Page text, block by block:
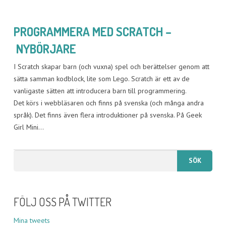
PROGRAMMERA MED SCRATCH –
NYBÖRJARE
I Scratch skapar barn (och vuxna) spel och berättelser genom att
sätta samman kodblock, lite som Lego. Scratch är ett av de
vanligaste sätten att introducera barn till programmering.
Det körs i webbläsaren och finns på svenska (och många andra
språk). Det finns även flera introduktioner på svenska. På Geek
Girl Mini…
FÖLJ OSS PÅ TWITTER
Mina tweets